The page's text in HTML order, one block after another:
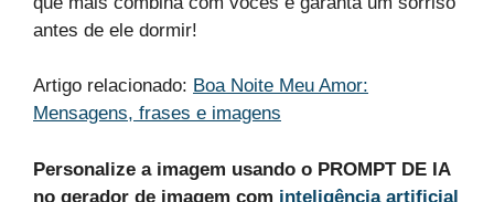
antes de ele dormir!
Artigo relacionado: Boa Noite Meu Amor:
Mensagens, frases e imagens
Personalize a imagem usando o PROMPT DE IA
no gerador de imagem com inteligência artificial